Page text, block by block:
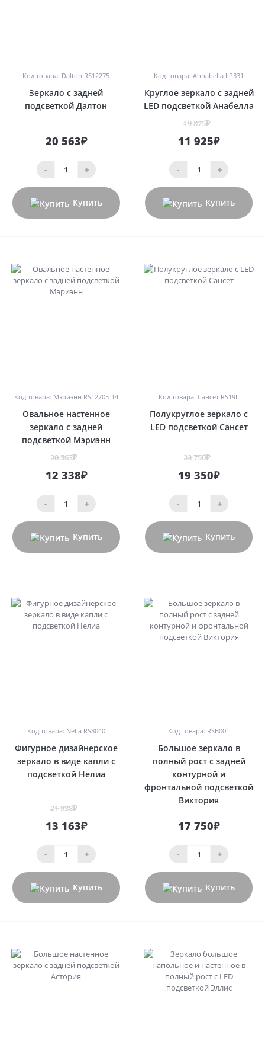
Код товара: Dalton RS12275
Зеркало с задней
подсветкой Далтон
20 563₽
- +
Купить
Код товара: Annabella LP331
Круглое зеркало с задней
LED подсветкой Анабелла
19 875₽
11 925₽
- +
Купить
Код товара: Мэриэнн RS12705-14
Овальное настенное
зеркало с задней
подсветкой Мэриэнн
20 563₽
12 338₽
- +
Купить
Код товара: Сансет RS19L
Полукруглое зеркало с
LED подсветкой Сансет
23 750₽
19 350₽
- +
Купить
Код товара: Nelia RS8040
Фигурное дизайнерское
зеркало в виде капли с
подсветкой Нелиа
21 938₽
13 163₽
- +
Купить
Код товара: RSB001
Большое зеркало в
полный рост с задней
контурной и
фронтальной подсветкой
Виктория
17 750₽
- +
Купить